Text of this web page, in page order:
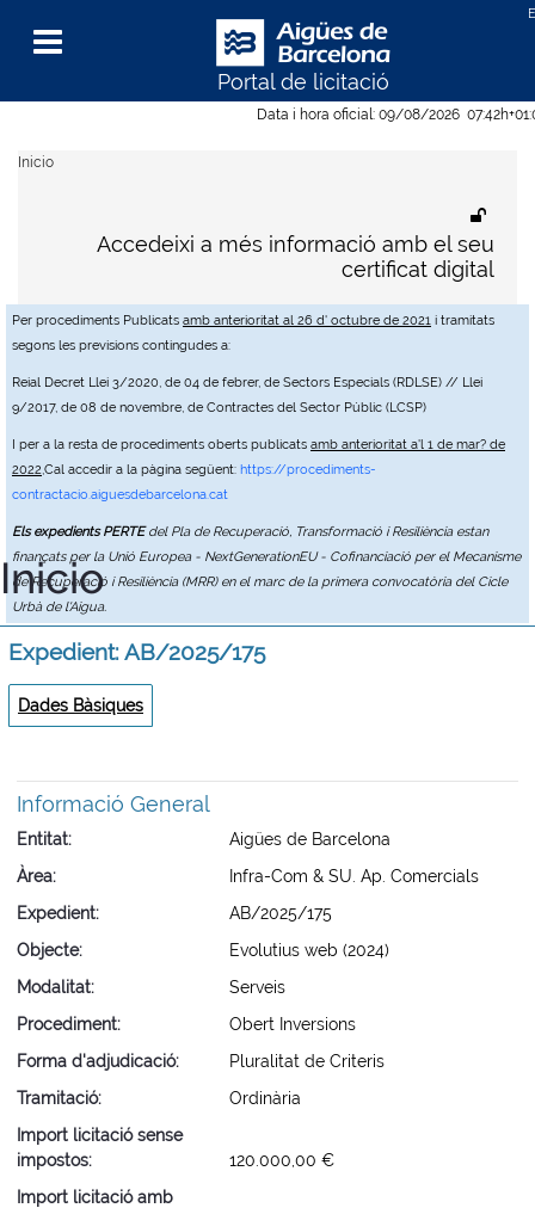
Data i hora oficial: 09/08/2026 07:42h
Per procediments Publicats amb anterioritat al 26 d' octubre de 2021 i tramitats
segons les previsions contingudes a:
Reial Decret Llei 3/2020, de 04 de febrer, de Sectors Especials (RDLSE) // Llei
9/2017, de 08 de novembre, de Contractes del Sector Públic (LCSP)
I per a la resta de procediments oberts publicats amb anterioritat a'l 1 de mar? de
2022,Cal accedir a la pàgina següent: https://procediments-
contractacio.aiguesdebarcelona.cat
Els expedients PERTEdel Pla de Recuperació, Transformació i Resiliència estan
finançats per la Unió Europea - NextGenerationEU - Cofinanciació per el Mecanisme
de Recuperació i Resiliència (MRR) en el marc de la primera convocatòria del Cicle
Urbà de l'Aigua.
Portal de licitació
Menu
Accedeixi a més informació amb el seu
certificat digital
Inicio
Inicio
Expedient: AB/2025/175
Dades Bàsiques
Informació General
Entitat
Aigües de Barcelona
Àrea
Infra-Com & SU. Ap. Comercials
Expedient
AB/2025/175
Objecte
Evolutius web (2024)
Modalitat
Serveis
Procediment
Obert Inversions
Forma d'adjudicació
Pluralitat de Criteris
Tramitació
Ordinària
Import licitació sense
impostos
120.000,00 €
Import licitació amb